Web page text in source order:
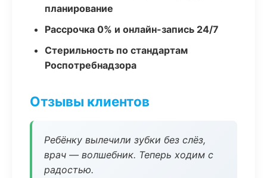
планирование
Рассрочка 0% и онлайн-запись 24/7
Стерильность по стандартам
Роспотребнадзора
Отзывы клиентов
Ребёнку вылечили зубки без слёз,
врач — волшебник. Теперь ходим с
радостью.